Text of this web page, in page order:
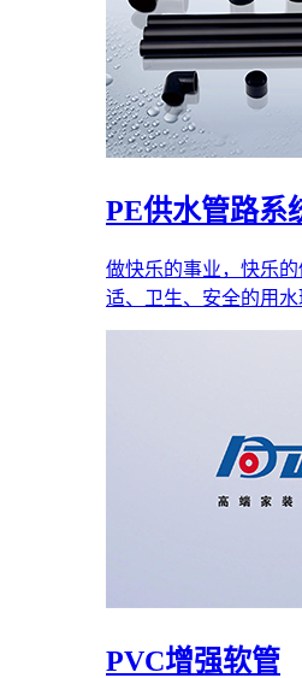
PE供水管路系
做快乐的事业，快乐
适、卫生、安全的用水
PVC增强软管